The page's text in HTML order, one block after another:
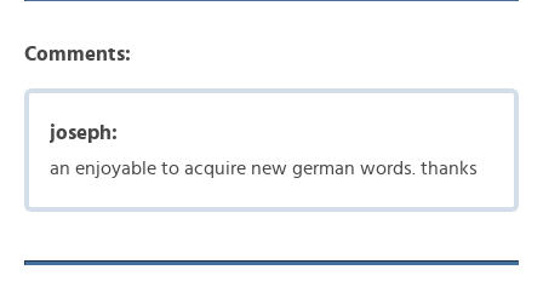
Comments:
joseph:
an enjoyable to acquire new german words. thanks